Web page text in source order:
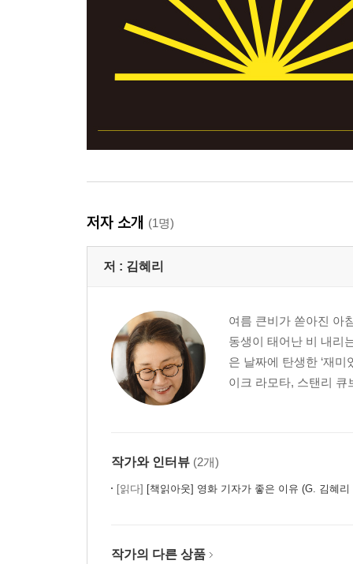
저자 소개 (1명)
저 : 김혜리
여름 큰비가 쏟아진 아
동생이 태어난 비 내리
은 날짜에 탄생한 ‘재
이크 라모타, 스탠리 큐
작가와 인터뷰 (2개)
[읽다] [책읽아웃] 영화 기자가 좋은 이유 (G. 김혜리
작가의 다른 상품